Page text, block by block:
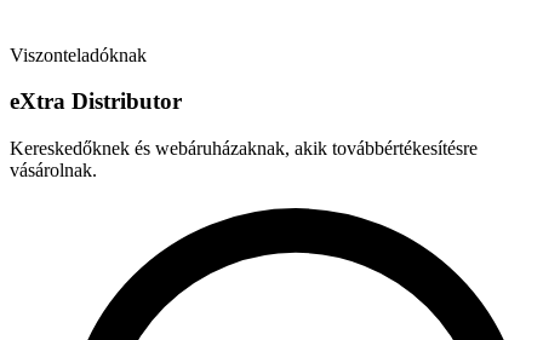
Viszonteladóknak
eXtra Distributor
Kereskedőknek és webáruházaknak, akik továbbértékesítésre
vásárolnak.